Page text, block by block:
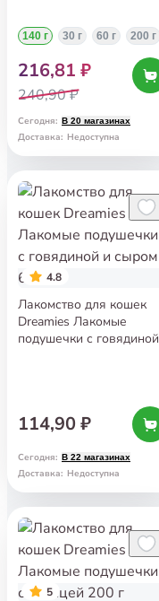
140 г 30 г 60 г 200 г
216,81 ₽
240,90 ₽
Сегодня: В 20 магазинах
Доставка: Недоступна
4.8
Лакомство для кошек
Dreamies Лакомые
подушечки с говядиной
114,90 ₽
Сегодня: В 22 магазинах
Доставка: Недоступна
5